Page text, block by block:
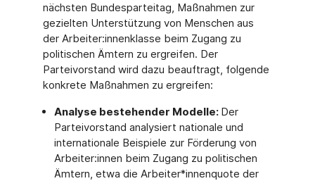
nächsten Bundesparteitag, Maßnahmen zur
gezielten Unterstützung von Menschen aus
der Arbeiter:innenklasse beim Zugang zu
politischen Ämtern zu ergreifen. Der
Parteivorstand wird dazu beauftragt, folgende
konkrete Maßnahmen zu ergreifen:
Analyse bestehender Modelle: Der
Parteivorstand analysiert nationale und
internationale Beispiele zur Förderung von
Arbeiter:innen beim Zugang zu politischen
Ämtern, etwa die Arbeiter*innenquote der